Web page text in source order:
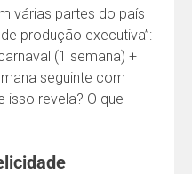
várias partes do país
produção executiva”:
(1 semana) +
seguinte com
isso revela? O que